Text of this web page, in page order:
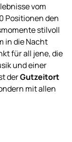
vom
Positionen den
stilvoll
in die Nacht
für all jene, die
und einer
derGutzeitort
mit allen